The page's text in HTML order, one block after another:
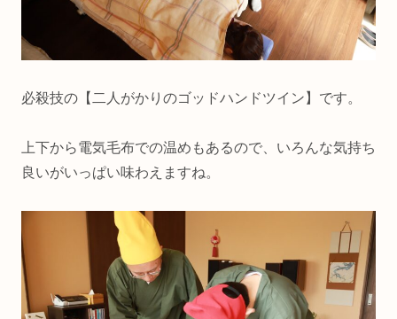
必殺技の【二人がかりのゴッドハンドツイン】です。
上下から電気毛布での温めもあるので、いろんな気持ち
良いがいっぱい味わえますね。